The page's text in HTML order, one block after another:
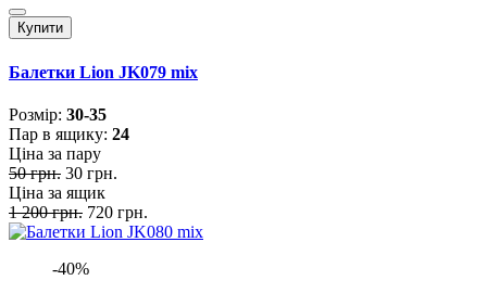
Купити
Балетки Lion JK079 mix
Розмiр: 30-35
Пар в ящику: 24
Ціна за пару
50 грн. 30 грн.
Ціна за ящик
1 200 грн. 720 грн.
-40%